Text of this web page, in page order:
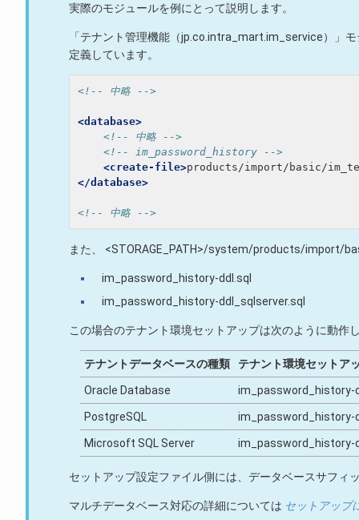
実際のモジュールを例にとって説明します。
「テナント管理機能（jp.co.intra_mart.im_service）」
定義しています。
<!-- 中略 -->
<database>
<!-- 中略 -->
<!-- im_password_history -->
<create-file>products/import/basic/
</database>
<!-- 中略 -->
また、 <STORAGE_PATH>/system/products/import/
im_password_history-ddl.sql
im_password_history-ddl_sqlserver.sql
この場合のテナント環境セットアップは次のように動作
テナントデータベースの種類 テナント環境セットア
Oracle Database im_password_history-
PostgreSQL im_password_history-
Microsoft SQL Server im_password_history-
セットアップ設定ファイル側には、データベースサフィ
マルチデータベース対応の詳細については セットアップ